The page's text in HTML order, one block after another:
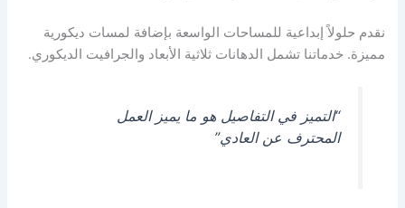
نقدم حلولاً إبداعية للمساحات الواسعة بإضافة لمسات ديكورية
مميزة. خدماتنا تشمل الدهانات ثلاثية الأبعاد والجرافيت الديكوري.
“التميز في التفاصيل هو ما يميز العمل
المحترف عن العادي”